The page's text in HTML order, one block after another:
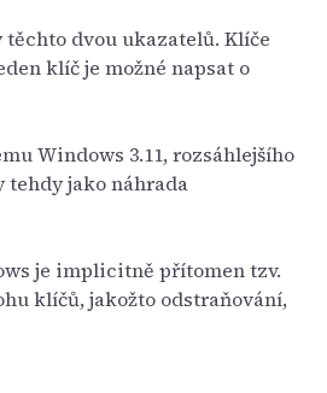
dvou ukazatelů. Klíče
klíč je možné napsat o
Windows 3.11, rozsáhlejšího
tehdy jako náhrada
je implicitně přítomen tzv.
klíčů, jakožto odstraňování,